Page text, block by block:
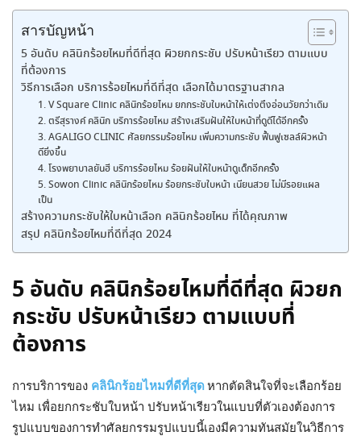
สารบัญหน้า
5 อันดับ คลินิกร้อยไหมที่ดีที่สุด ผิวยกกระชับ ปรับหน้าเรียว ตามแบบ
ที่ต้องการ
วิธีการเลือก บริการร้อยไหมที่ดีที่สุด เลือกได้มาตรฐานสากล
1. V Square Clinic คลินิกร้อยไหม ยกกระชับใบหน้าให้เต่งตึงอ่อนวัยกว่าเดิม
2. ตรีสุรางค์ คลินิก บริการร้อยไหม สร้างเสริมฝันให้ใบหน้าที่ดูดีได้อีกครั้ง
3. AGALIGO CLINIC ศัลยกรรมร้อยไหม เพิ่มความกระชับ ฟื้นฟูเซลล์ผิวหน้า
ดียิ่งขึ้น
4. โรงพยาบาลยันฮี บริการร้อยไหม ร้อยฝันให้ใบหน้าดูเด็กอีกครั้ง
5. Sowon Clinic คลินิกร้อยไหม ร้อยกระชับใบหน้า เนียนสวย ไม่มีรอยแผล
เป็น
สร้างความกระชับให้ใบหน้าเลือก คลินิกร้อยไหม ที่ได้คุณภาพ
สรุป คลินิกร้อยไหมที่ดีที่สุด 2024
5 อันดับ คลินิกร้อยไหมที่ดีที่สุด ผิวยก
กระชับ ปรับหน้าเรียว ตามแบบที่
ต้องการ
การบริการของ คลินิกร้อยไหมที่ดีที่สุดหากตัดสินใจที่จะเลือกร้อย
ไหม เพื่อยกกระชับใบหน้า ปรับหน้าเรียวในแบบที่ตัวเองต้องการ
รูปแบบของการทำศัลยกรรมรูปแบบนี้เองมีความทันสมัยในวิธีการ